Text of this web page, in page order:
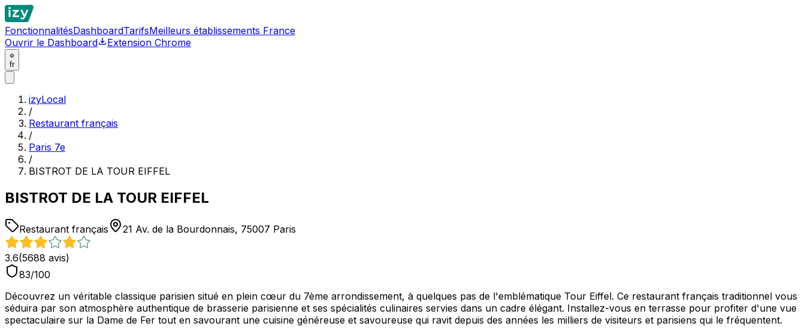
FonctionnalitésDashboardTarifsMeilleurs établissements France
Ouvrir le Dashboard
Extension Chrome
fr
izyLocal
/
Restaurant français
/
Paris 7e
/
BISTROT DE LA TOUR EIFFEL
BISTROT DE LA TOUR EIFFEL
Restaurant français 21 Av. de la Bourdonnais, 75007 Paris
3.6(5688 avis)
83/100
Découvrez un véritable classique parisien situé en plein cœur du 7ème arrondissement, à quelques pas de l'emblématique Tour Eiffel. Ce restaurant français traditionnel vous
séduira par son atmosphère authentique de brasserie parisienne et ses spécialités culinaires servies dans un cadre élégant. Installez-vous en terrasse pour profiter d'une vue
spectaculaire sur la Dame de Fer tout en savourant une cuisine généreuse et savoureuse qui ravit depuis des années les milliers de visiteurs et parisiens qui le fréquentent.